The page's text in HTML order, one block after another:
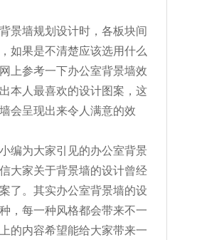
墙规划设计时，各板块间
如果是不清楚应该选用什么
上参考一下办公室背景墙效
本人最喜欢的设计图案，这
会呈现出来令人满意的效
为大家引见的办公室背景
大家关于背景墙的设计曾经
了。其实办公室背景墙的设
，每一种风格都会带来不一
的内容希望能给大家带来一